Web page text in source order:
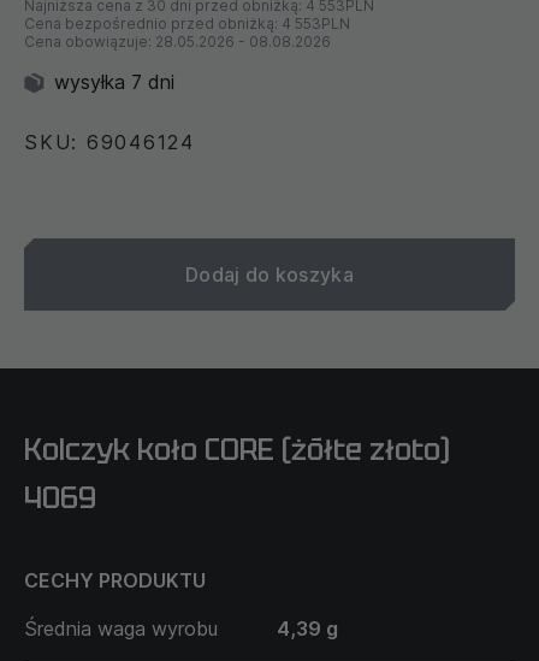
Najniższa cena z 30 dni przed obniżką: 4 553PLN
Cena bezpośrednio przed obniżką: 4 553PLN
Cena obowiązuje: 28.05.2026 - 08.08.2026
wysyłka 7 dni
SKU: 69046124
Dodaj do koszyka
Kolczyk koło CORE (żółte złoto)
4069
CECHY PRODUKTU
Średnia waga wyrobu
4,39 g